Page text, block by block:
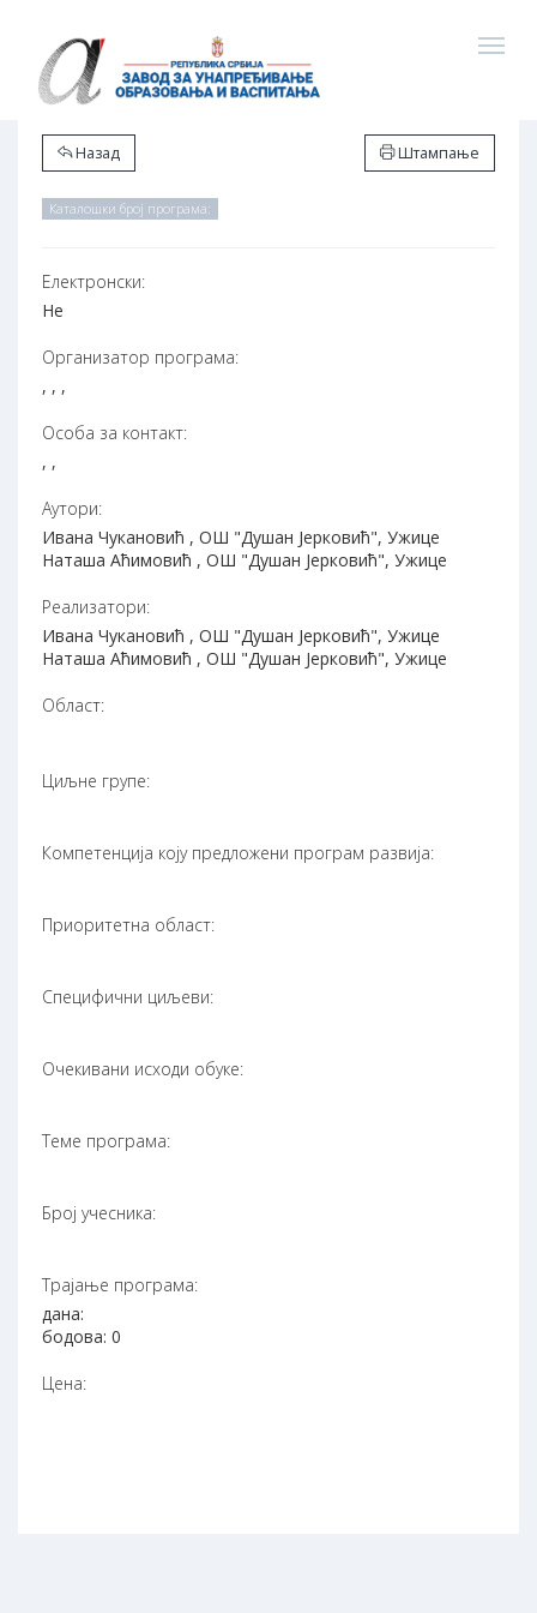
Назад Штампање
Каталошки број програма:
Електронски:
Не
Организатор програма:
, , ,
Особа за контакт:
, ,
Аутори:
Ивана Чукановић , ОШ "Душан Јерковић", Ужице
Наташа Аћимовић , ОШ "Душан Јерковић", Ужице
Реализатори:
Ивана Чукановић , ОШ "Душан Јерковић", Ужице
Наташа Аћимовић , ОШ "Душан Јерковић", Ужице
Област:
Циљне групе:
Компетенција коју предложени програм развија:
Приоритетна област:
Специфични циљеви:
Очекивани исходи обуке:
Теме програма:
Број учесника:
Трајање програма:
дана:
бодова: 0
Цена: